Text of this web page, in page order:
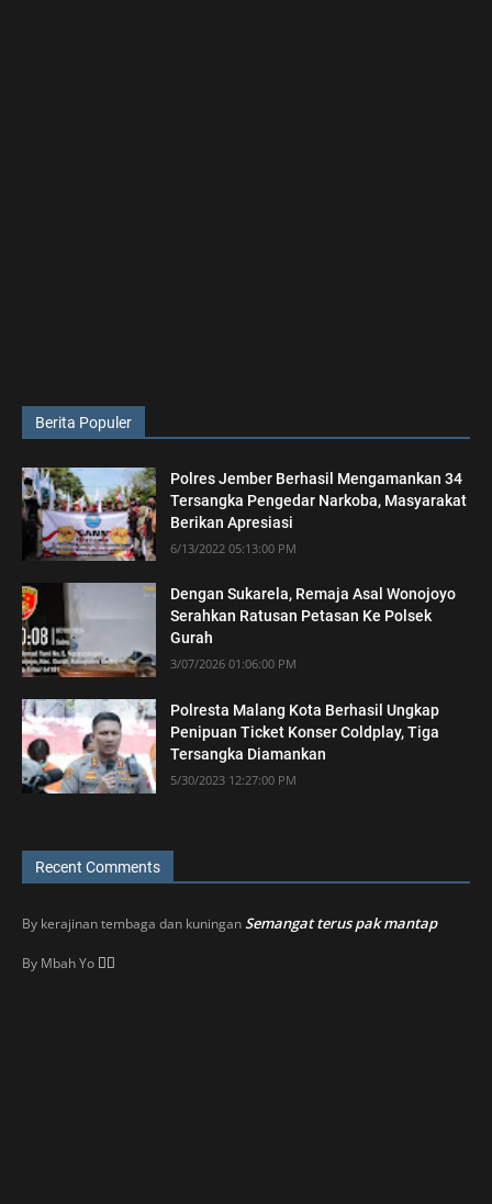
Berita Populer
Polres Jember Berhasil Mengamankan 34
Tersangka Pengedar Narkoba, Masyarakat
Berikan Apresiasi
6/13/2022 05:13:00 PM
Dengan Sukarela, Remaja Asal Wonojoyo
Serahkan Ratusan Petasan Ke Polsek
Gurah
3/07/2026 01:06:00 PM
Polresta Malang Kota Berhasil Ungkap
Penipuan Ticket Konser Coldplay, Tiga
Tersangka Diamankan
5/30/2023 12:27:00 PM
Recent Comments
By kerajinan tembaga dan kuningan Semangat terus pak mantap
By Mbah Yo 👍🏼